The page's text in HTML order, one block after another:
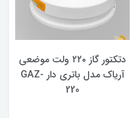
دتکتور گاز ۲۲۰ ولت موضعی
آریاک مدل باتری دار GAZ-
220